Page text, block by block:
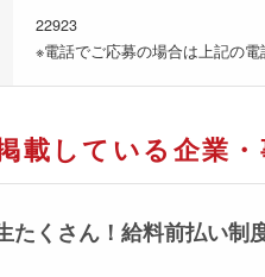
22923
※電話でご応募の場合は上記の電
載している企業
たくさん！給料前払い制